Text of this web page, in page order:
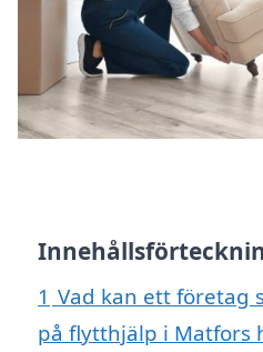
1 Vad kan ett företag
på flytthjälp i Matfors